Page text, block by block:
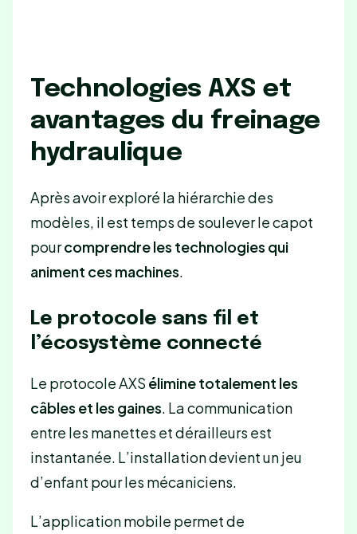
Technologies AXS et
avantages du freinage
hydraulique
Après avoir exploré la hiérarchie des
modèles, il est temps de soulever le capot
pourcomprendre les technologies qui
animent ces machines
Le protocole sans fil et
l’écosystème connecté
Le protocole AXS élimine totalement les
câbles et les gaines. La communication
entre les manettes et dérailleurs est
instantanée. L’installation devient un jeu
d’enfant pour les mécaniciens.
L’application mobile permet de